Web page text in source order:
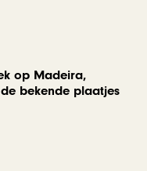
op Madeira,
bekende plaatjes